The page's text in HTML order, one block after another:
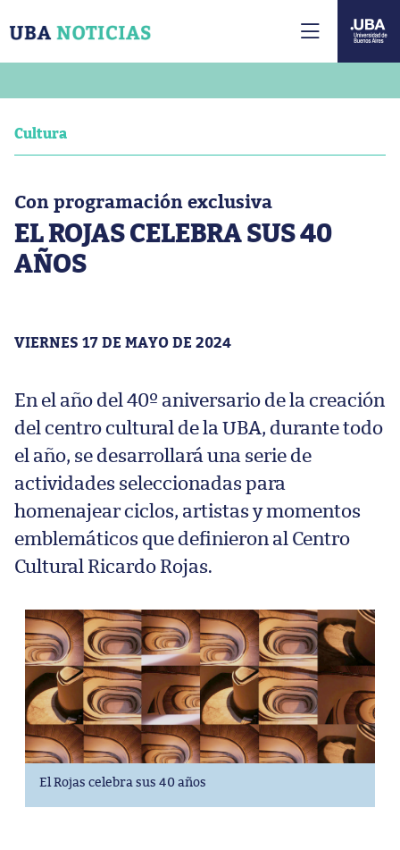
Cultura
Con programación exclusiva
EL ROJAS CELEBRA SUS 40
AÑOS
VIERNES 17 DE MAYO DE 2024
En el año del 40º aniversario de la creación
del centro cultural de la UBA, durante todo
el año, se desarrollará una serie de
actividades seleccionadas para
homenajear ciclos, artistas y momentos
emblemáticos que definieron al Centro
Cultural Ricardo Rojas.
El Rojas celebra sus 40 años